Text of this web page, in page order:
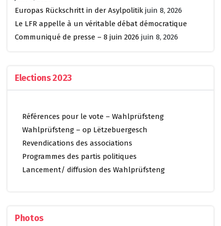
Europas Rückschritt in der Asylpolitik juin 8, 2026
Le LFR appelle à un véritable débat démocratique
Communiqué de presse – 8 juin 2026 juin 8, 2026
Elections 2023
Références pour le vote – Wahlprüfsteng
Wahlprüfsteng – op Lëtzebuergesch
Revendications des associations
Programmes des partis politiques
Lancement/ diffusion des Wahlprüfsteng
Photos